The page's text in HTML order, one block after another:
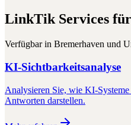
LinkTik Services für
Verfügbar in Bremerhaven und
KI-Sichtbarkeitsanalyse
Analysieren Sie, wie KI-
Antworten darstellen.